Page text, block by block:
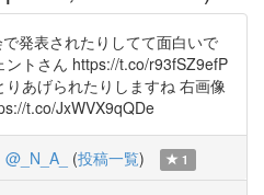
発表されたりしてて面白いで
トさん https://t.co/r93fSZ9efP
あげられたりしますね 右画像
t.co/JxWVX9qQDe
@_N_A_ (投稿一覧) 1